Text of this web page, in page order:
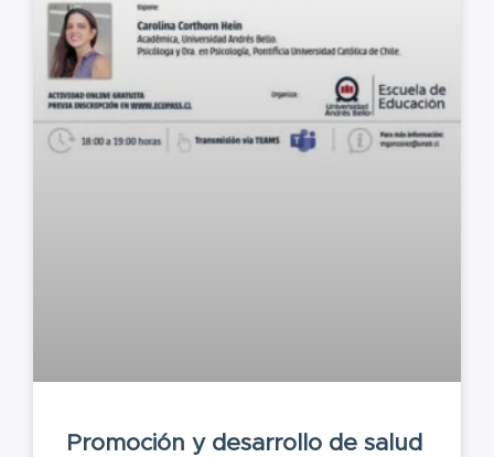
Promoción y desarrollo de salud